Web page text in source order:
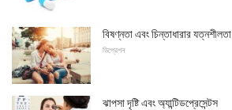
বিষণ্নতা এবং চিন্তাধারার যত্নশীলতা
ডিপ্রেশন
ঝাপসা দৃষ্টি এবং অ্যান্টিডপ্রেসেন্টস